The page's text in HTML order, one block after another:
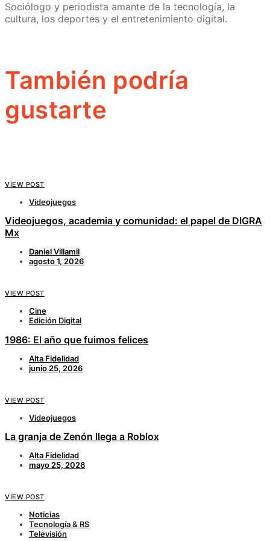
Sociólogo y periodista amante de la tecnología, la
cultura, los deportes y el entretenimiento digital.
También podría
gustarte
VIEW POST
Videojuegos
Videojuegos, academia y comunidad: el papel de DIGRA
Mx
Daniel Villamil
agosto 1, 2026
VIEW POST
Cine
Edición Digital
1986: El año que fuimos felices
Alta Fidelidad
junio 25, 2026
VIEW POST
Videojuegos
La granja de Zenón llega a Roblox
Alta Fidelidad
mayo 25, 2026
VIEW POST
Noticias
Tecnología & RS
Televisión